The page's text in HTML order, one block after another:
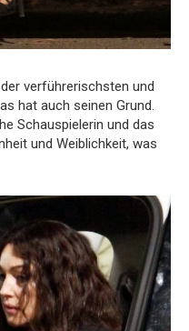
verführerischsten und
hat auch seinen Grund.
Schauspielerin und das
und Weiblichkeit, was